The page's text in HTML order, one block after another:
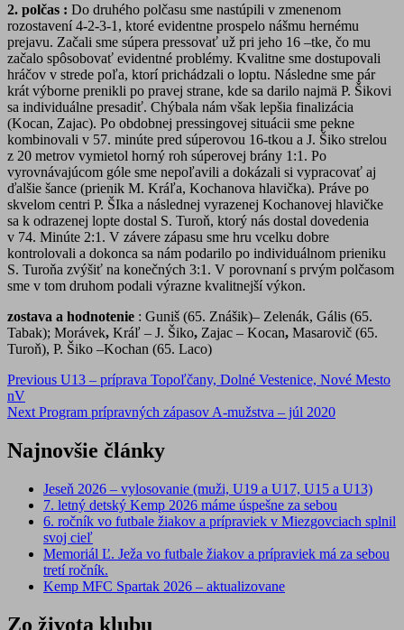
2. polčas : Do druhého polčasu sme nastúpili v zmenenom
rozostavení 4-2-3-1, ktoré evidentne prospelo nášmu hernému
prejavu. Začali sme súpera pressovať už pri jeho 16 –tke, čo mu
začalo spôsobovať evidentné problémy. Kvalitne sme dostupovali
hráčov v strede poľa, ktorí prichádzali o loptu. Následne sme pár
krát výborne prenikli po pravej strane, kde sa darilo najmä P. Šikovi
sa individuálne presadiť. Chýbala nám však lepšia finalizácia
(Kocan, Zajac). Po obdobnej pressingovej situácii sme pekne
kombinovali v 57. minúte pred súperovou 16-tkou a J. Šiko strelou
z 20 metrov vymietol horný roh súperovej brány 1:1. Po
vyrovnávajúcom góle sme nepoľavili a dokázali si vypracovať aj
ďalšie šance (prienik M. Kráľa, Kochanova hlavička). Práve po
skvelom centri P. ŠIka a následnej vyrazenej Kochanovej hlavičke
sa k odrazenej lopte dostal S. Turoň, ktorý nás dostal dovedenia
v 74. Minúte 2:1. V závere zápasu sme hru vcelku dobre
kontrolovali a dokonca sa nám podarilo po individuálnom prieniku
S. Turoňa zvýšiť na konečných 3:1. V porovnaní s prvým polčasom
sme v tom druhom podali výrazne kvalitnejší výkon.
zostava a hodnotenie : Guniš (65. Znášik)– Zelenák, Gális (65.
Tabak); Morávek, Kráľ – J. Šiko, Zajac – Kocan, Masarovič (65.
Turoň), P. Šiko –Kochan (65. Laco)
Post
navigation
Previous U13 – príprava Topoľčany, Dolné Vestenice, Nové Mesto
nV
Next Program prípravných zápasov A-mužstva – júl 2020
Najnovšie články
Jeseň 2026 – vylosovanie (muži, U19 a U17, U15 a U13)
7. letný detský Kemp 2026 máme úspešne za sebou
6. ročník vo futbale žiakov a prípraviek v Miezgovciach splnil
svoj cieľ
Memoriál Ľ. Ježa vo futbale žiakov a prípraviek má za sebou
tretí ročník.
Kemp MFC Spartak 2026 – aktualizovane
Zo života klubu